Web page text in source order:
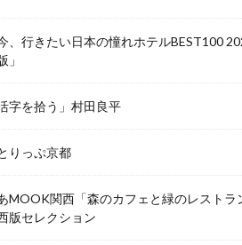
今、行きたい日本の憧れホテルBEST100
」
活字を拾う」村田良平
りっぷ京都
MOOK関西「森のカフェと緑のレストラ
版セレクション